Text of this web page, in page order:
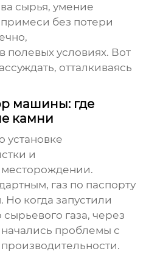
сырья, умение
примеси без потери
полевых условиях. Вот
отталкиваясь
машины: где
камни
установке
и
газ по паспорту
когда запустили
газа, через
начались проблемы с